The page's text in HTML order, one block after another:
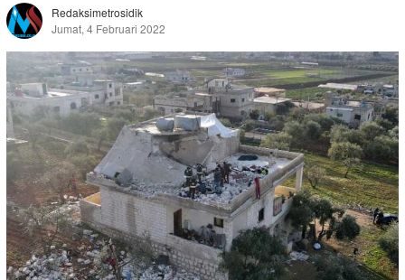
Redaksimetrosidik
Jumat, 4 Februari 2022